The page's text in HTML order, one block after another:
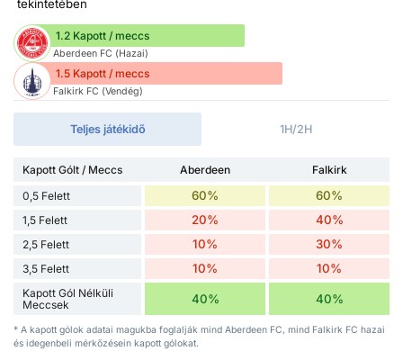
tekintetében
1.2 Kapott / meccs
Aberdeen FC (Hazai)
1.5 Kapott / meccs
Falkirk FC (Vendég)
Teljes játékidő 1H/2H
Kapott Gólt / Meccs Aberdeen
Falkirk
0,5 Felett
60% 60%
1,5 Felett 20% 40%
2,5 Felett 10% 30%
3,5 Felett 10% 10%
Kapott Gól Nélküli
Meccsek
40% 40%
* A kapott gólok adatai magukba foglalják mind Aberdeen FC, mind Falkirk FC hazai
és idegenbeli mérkőzésein kapott gólokat.